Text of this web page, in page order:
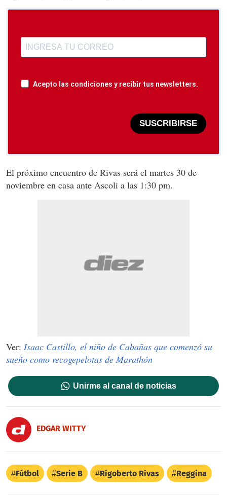
Acepto las condiciones y recibir tus newsletters.
SUSCRIBIRSE
El próximo encuentro de Rivas será el martes 30 de
noviembre en casa ante Ascoli a las 1:30 pm.
Ver: Isaac Castillo, el niño de Cabañas que comenzó su
sueño como recogepelotas de Marathón
Unirme al canal de noticias
EDGAR WITTY
Fútbol Serie B Rigoberto Rivas Reggina